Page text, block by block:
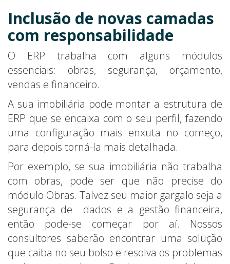
Inclusão de novas camadas
com responsabilidade
O ERP trabalha com alguns módulos
essenciais: obras, segurança, orçamento,
vendas e financeiro.
A sua imobiliária pode montar a estrutura de
ERP que se encaixa com o seu perfil, fazendo
uma configuração mais enxuta no começo,
para depois torná-la mais detalhada.
Por exemplo, se sua imobiliária não trabalha
com obras, pode ser que não precise do
módulo Obras. Talvez seu maior gargalo seja a
segurança de dados e a gestão financeira,
então pode-se começar por aí. Nossos
consultores saberão encontrar uma solução
que caiba no seu bolso e resolva os problemas